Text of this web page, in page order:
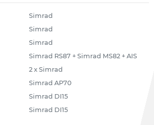
Simrad
Simrad
Simrad
Simrad RS87 + Simrad MS82 + AIS
2 x Simrad
Simrad AP70
Simrad DI15
Simrad DI15